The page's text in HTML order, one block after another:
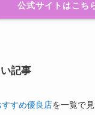
公式サイトはこち
記事
すめ優良店を一覧で